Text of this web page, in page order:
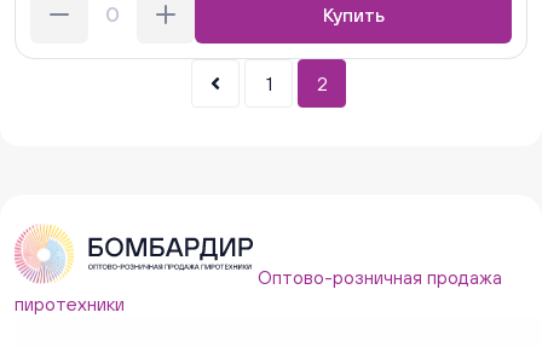
Купить
1 2
Оптово-розничная продажа
пиротехники